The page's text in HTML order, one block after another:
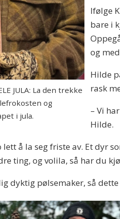
JULA: La den trekke
og
i jula.
Ifølge
bare i
og
Hilde
rask
– Vi
Hilde.
å la seg friste av. Et dyr
ting, og volila, så har du
dyktig pølsemaker, så